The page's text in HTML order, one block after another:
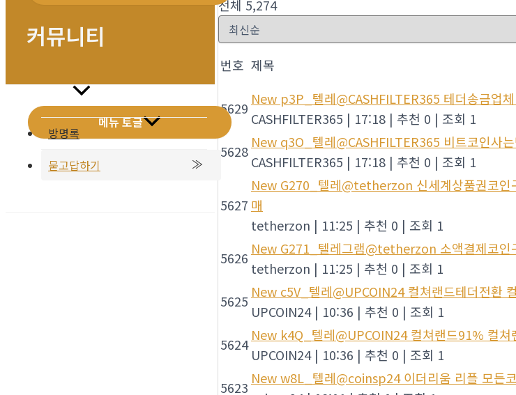
메뉴 토글
커뮤니티
방명록
묻고답하기
전체 5,274
번호 제목
5629
New p3P_텔레@CASHFILTER365 테더송금업
CASHFILTER365 | 17:18 | 추천 0 | 조회 1
5628
New q3O_텔레@CASHFILTER365 비트코인사
CASHFILTER365 | 17:18 | 추천 0 | 조회 1
5627
New G270_텔레@tetherzon 신세계상품권코인
매
tetherzon | 11:25 | 추천 0 | 조회 1
5626
New G271_텔레그램@tetherzon 소액결제코인
tetherzon | 11:25 | 추천 0 | 조회 1
5625
New c5V_텔레@UPCOIN24 컬쳐랜드테더전환
UPCOIN24 | 10:36 | 추천 0 | 조회 1
5624
New k4Q_텔레@UPCOIN24 컬쳐랜드91% 컬
UPCOIN24 | 10:36 | 추천 0 | 조회 1
5623
Neww8L_텔레@coinsp24 이더리움 리플 모든